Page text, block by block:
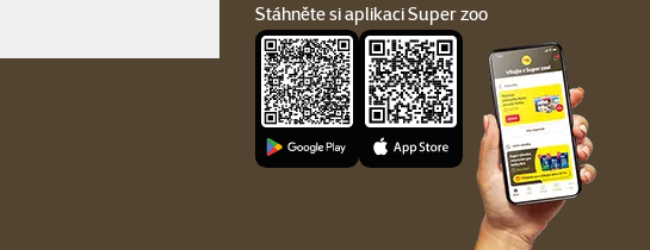
Stáhněte si aplikaci Super zoo